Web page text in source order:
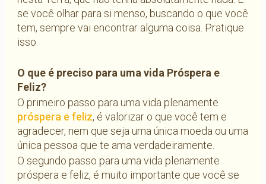
se você olhar para si menso, buscando o que você
tem, sempre vai encontrar alguma coisa. Pratique
isso.
O que é preciso para uma vida Próspera e
Feliz?
O primeiro passo para uma vida plenamente
próspera e feliz, é valorizar o que você tem e
agradecer, nem que seja uma única moeda ou uma
única pessoa que te ama verdadeiramente.
O segundo passo para uma vida plenamente
próspera e feliz, é muito importante que você se